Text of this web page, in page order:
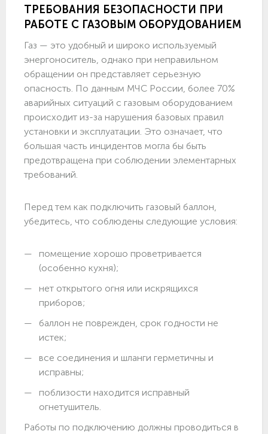
ТРЕБОВАНИЯ БЕЗОПАСНОСТИ ПРИ
РАБОТЕ С ГАЗОВЫМ ОБОРУДОВАНИЕМ
Газ — это удобный и широко используемый
энергоноситель, однако при неправильном
обращении он представляет серьезную
опасность. По данным МЧС России, более 70%
аварийных ситуаций с газовым оборудованием
происходит из-за нарушения базовых правил
установки и эксплуатации. Это означает, что
большая часть инцидентов могла бы быть
предотвращена при соблюдении элементарных
требований.
Перед тем как подключить газовый баллон,
убедитесь, что соблюдены следующие условия:
помещение хорошо проветривается
(особенно кухня);
нет открытого огня или искрящихся
приборов;
баллон не поврежден, срок годности не
истек;
все соединения и шланги герметичны и
исправны;
поблизости находится исправный
огнетушитель.
Работы по подключению должны проводиться в